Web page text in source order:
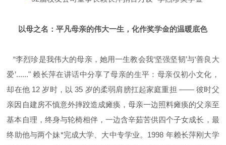
以母之名：平凡母亲的伟大一生，化作奖学金的温暖底色
“李烈珍是我伟大的母亲，她用一生教会我‘坚强坚韧’与‘善良大
爱’......" 赖长萍在讲话中分享了母亲的生平：母亲仅初小文化，
却在他 12岁时，以35 岁的柔弱肩膀扛起家庭重担——彼时父
亲因自建房不慎意外摔跤造成瘫痪，母亲一边照料瘫痪的父亲至
基本自理，终身与轮椅相伴，一边含辛茹苦供四个子女成长，最
终助他与两个妹*完成大学、大中专学业。 1998 年赖长萍刚大学